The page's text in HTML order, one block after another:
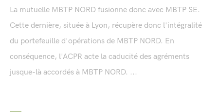
La mutuelle MBTP NORD fusionne donc avec MBTP SE.
Cette dernière, située à Lyon, récupère donc l'intégralité
du portefeuille d'opérations de MBTP NORD. En
conséquence, l'ACPR acte la caducité des agréments
jusque-là accordés à MBTP NORD. ...